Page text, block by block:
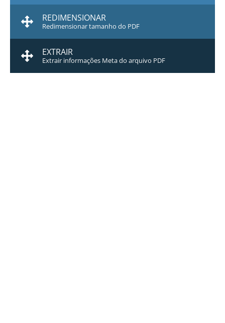
REDIMENSIONAR
Redimensionar tamanho do PDF
EXTRAIR
Extrair informações Meta do arquivo PDF